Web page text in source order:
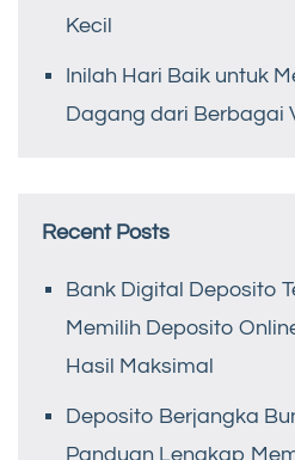
Kecil
Inilah Hari Baik untuk
Dagang dari Berbagai
Recent Posts
Bank Digital Deposito
Memilih Deposito
Hasil Maksimal
Deposito Berjangka
Panduan Lengkap